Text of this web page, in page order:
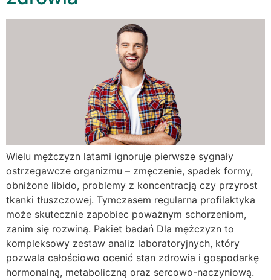
Wielu mężczyzn latami ignoruje pierwsze sygnały
ostrzegawcze organizmu – zmęczenie, spadek formy,
obniżone libido, problemy z koncentracją czy przyrost
tkanki tłuszczowej. Tymczasem regularna profilaktyka
może skutecznie zapobiec poważnym schorzeniom,
zanim się rozwiną. Pakiet badań Dla mężczyzn to
kompleksowy zestaw analiz laboratoryjnych, który
pozwala całościowo ocenić stan zdrowia i gospodarkę
hormonalną, metaboliczną oraz sercowo-naczyniową.